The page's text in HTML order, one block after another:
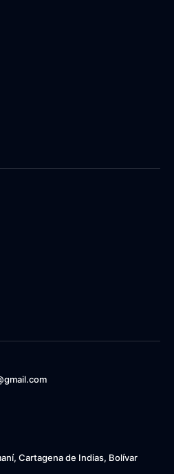
Cartagena de Indias, Bolívar